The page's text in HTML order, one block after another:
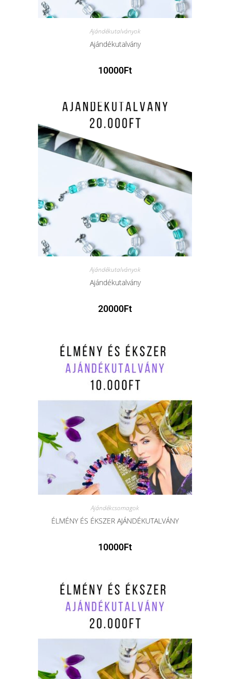
Ajándékutalványok
Ajándékutalvány
10000Ft
Ajándékutalványok
Ajándékutalvány
20000Ft
Ajándékcsomagok
ÉLMÉNY ÉS ÉKSZER AJÁNDÉKUTALVÁNY
10000Ft